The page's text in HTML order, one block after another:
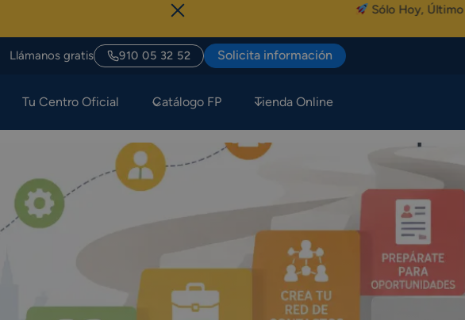
Sólo Hoy, Último Flash day de
Llámanos gratis 910 05 32 52 Solicita información
Tu Centro Oficial Catálogo FP Tienda Online